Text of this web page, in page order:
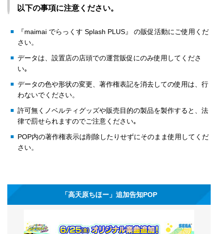
以下の事項に注意ください。
『maimai でらっくす Splash PLUS』 の販促活動にご使用くだ
さい。
データは、設置店の店頭での運営販促にのみ使用してくださ
い｡
データの色や形状の変更、著作権表記を消去しての使用は、行
わないでください。
許可無くノベルティグッズや販売目的の製品を製作すると、法
律で罰せられますのでご注意ください｡
POP内の著作権表示は削除したりせずにそのまま使用してくだ
さい。
「高天原ちほー」追加告知POP